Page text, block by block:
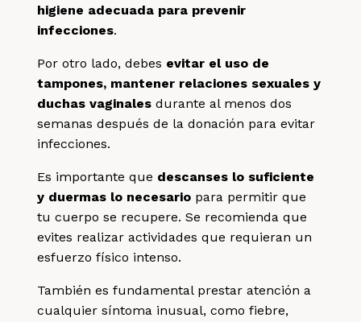
higiene adecuada para prevenir
infecciones.
Por otro lado, debes evitar el uso de
tampones, mantener relaciones sexuales y
duchas vaginalesdurante al menos dos
semanas después de la donación para evitar
infecciones.
Es importante que descanses lo suficiente
y duermas lo necesario para permitir que
tu cuerpo se recupere. Se recomienda que
evites realizar actividades que requieran un
esfuerzo físico intenso.
También es fundamental prestar atención a
cualquier síntoma inusual, como fiebre,